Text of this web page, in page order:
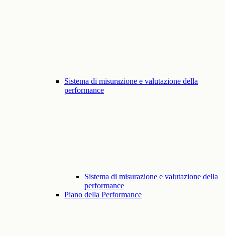
Sistema di misurazione e valutazione della
performance
Sistema di misurazione e valutazione della
performance
Piano della Performance